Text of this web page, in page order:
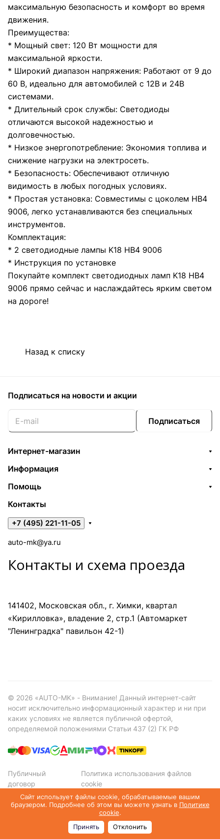
максимальную безопасность и комфорт во время
движения.
Преимущества:
* Мощный свет: 120 Вт мощности для
максимальной яркости.
* Широкий диапазон напряжения: Работают от 9 до
60 В, идеально для автомобилей с 12В и 24В
системами.
* Длительный срок службы: Светодиоды
отличаются высокой надежностью и
долговечностью.
* Низкое энергопотребление: Экономия топлива и
снижение нагрузки на электросеть.
* Безопасность: Обеспечивают отличную
видимость в любых погодных условиях.
* Простая установка: Совместимы с цоколем HB4
9006, легко устанавливаются без специальных
инструментов.
Комплектация:
* 2 светодиодные лампы K18 HB4 9006
* Инструкция по установке
Покупайте комплект светодиодных ламп K18 HB4
9006 прямо сейчас и наслаждайтесь ярким светом
на дороге!
Назад к списку
Подписаться на новости и акции
Подписаться
Интернет-магазин
Информация
Помощь
Контакты
+7 (495) 221-11-05
auto-mk@ya.ru
Контакты и схема проезда
141402, Московская обл., г. Химки, квартал
«Кирилловка», владение 2, стр.1 (Автомаркет
"Ленинградка" павильон 42-1)
© 2026 «AUTO-MK» - Внимание! Данный интернет-сайт
носит исключительно информационный характер и ни при
каких условиях не является публичной офертой,
определяемой положениями Статьи 437 (2) ГК РФ
Публичный
договор
Политика использования файлов
cookie
Политика конфиденциальности
Корзина Избранные
Сайт использует файлы cookie, обрабатываемые вашим
браузером. Подробнее об этом вы можете узнать в Политике
cookie.
Принять
Отклонить